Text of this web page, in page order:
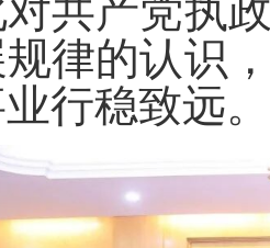
共产党执
律的认识
行稳致远。